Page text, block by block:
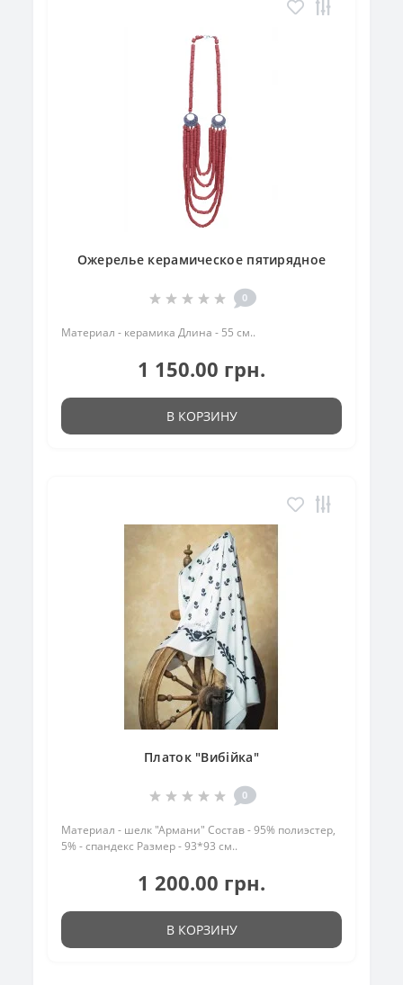
Ожерелье керамическое пятирядное
0
Материал - керамика Длина - 55 см..
1 150.00 грн.
В КОРЗИНУ
Платок "Вибійка"
0
Материал - шелк "Армани" Состав - 95% полиэстер,
5% - спандекс Размер - 93*93 см..
1 200.00 грн.
В КОРЗИНУ